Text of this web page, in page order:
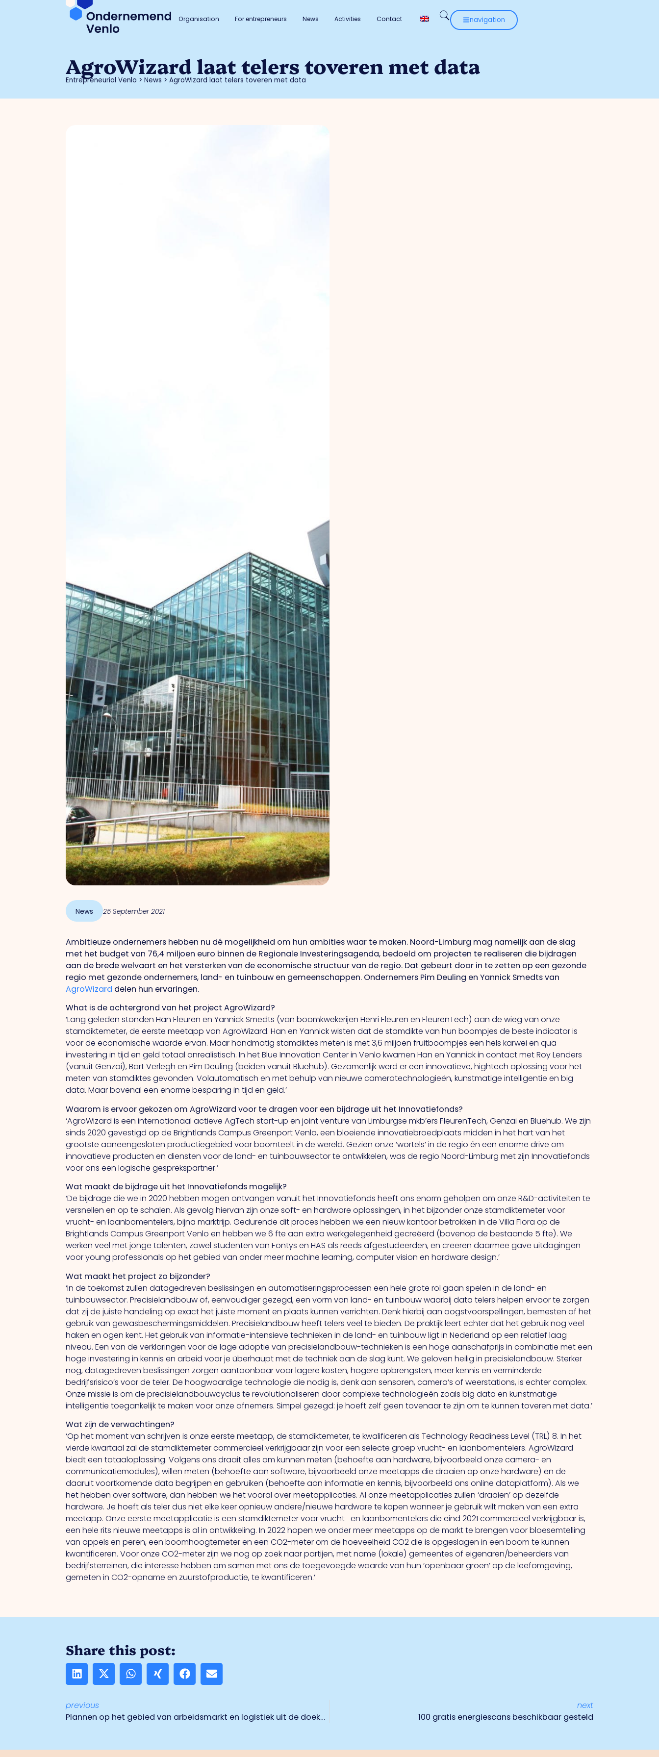
Organisation For entrepreneurs News Activities Contact navigation
AgroWizard laat telers toveren met data
Entrepreneurial Venlo >News >AgroWizard laat telers toveren met data
News 25 September 2021
Ambitieuze ondernemers hebben nu dé mogelijkheid om hun ambities waar te maken. Noord-Limburg mag namelijk aan de slag
met het budget van 76,4 miljoen euro binnen de Regionale Investeringsagenda, bedoeld om projecten te realiseren die bijdragen
aan de brede welvaart en het versterken van de economische structuur van de regio. Dat gebeurt door in te zetten op een gezonde
regio met gezonde ondernemers, land- en tuinbouw en gemeenschappen. Ondernemers Pim Deuling en Yannick Smedts van
AgroWizard delen hun ervaringen.
What is de achtergrond van het project AgroWizard?
‘Lang geleden stonden Han Fleuren en Yannick Smedts (van boomkwekerijen Henri Fleuren en FleurenTech) aan de wieg van onze
stamdiktemeter, de eerste meetapp van AgroWizard. Han en Yannick wisten dat de stamdikte van hun boompjes de beste indicator is
voor de economische waarde ervan. Maar handmatig stamdiktes meten is met 3,6 miljoen fruitboompjes een hels karwei en qua
investering in tijd en geld totaal onrealistisch. In het Blue Innovation Center in Venlo kwamen Han en Yannick in contact met Roy Lenders
(vanuit Genzai), Bart Verlegh en Pim Deuling (beiden vanuit Bluehub). Gezamenlijk werd er een innovatieve, hightech oplossing voor het
meten van stamdiktes gevonden. Volautomatisch en met behulp van nieuwe cameratechnologieën, kunstmatige intelligentie en big
data. Maar bovenal een enorme besparing in tijd en geld.’
Waarom is ervoor gekozen om AgroWizard voor te dragen voor een bijdrage uit het Innovatiefonds?
‘AgroWizard is een internationaal actieve AgTech start-up en joint venture van Limburgse mkb’ers FleurenTech, Genzai en Bluehub. We zijn
sinds 2020 gevestigd op de Brightlands Campus Greenport Venlo, een bloeiende innovatiebroedplaats midden in het hart van het
grootste aaneengesloten productiegebied voor boomteelt in de wereld. Gezien onze ‘wortels’ in de regio én een enorme drive om
innovatieve producten en diensten voor de land- en tuinbouwsector te ontwikkelen, was de regio Noord-Limburg met zijn Innovatiefonds
voor ons een logische gesprekspartner.’
Wat maakt de bijdrage uit het Innovatiefonds mogelijk?
‘De bijdrage die we in 2020 hebben mogen ontvangen vanuit het Innovatiefonds heeft ons enorm geholpen om onze R&D-activiteiten te
versnellen en op te schalen. Als gevolg hiervan zijn onze soft- en hardware oplossingen, in het bijzonder onze stamdiktemeter voor
vrucht- en laanbomentelers, bijna marktrijp. Gedurende dit proces hebben we een nieuw kantoor betrokken in de Villa Flora op de
Brightlands Campus Greenport Venlo en hebben we 6 fte aan extra werkgelegenheid gecreëerd (bovenop de bestaande 5 fte). We
werken veel met jonge talenten, zowel studenten van Fontys en HAS als reeds afgestudeerden, en creëren daarmee gave uitdagingen
voor young professionals op het gebied van onder meer machine learning, computer vision en hardware design.’
Wat maakt het project zo bijzonder?
‘In de toekomst zullen datagedreven beslissingen en automatiseringsprocessen een hele grote rol gaan spelen in de land- en
tuinbouwsector. Precisielandbouw of, eenvoudiger gezegd, een vorm van land- en tuinbouw waarbij data telers helpen ervoor te zorgen
dat zij de juiste handeling op exact het juiste moment en plaats kunnen verrichten. Denk hierbij aan oogstvoorspellingen, bemesten of het
gebruik van gewasbeschermingsmiddelen. Precisielandbouw heeft telers veel te bieden. De praktijk leert echter dat het gebruik nog veel
haken en ogen kent. Het gebruik van informatie-intensieve technieken in de land- en tuinbouw ligt in Nederland op een relatief laag
niveau. Een van de verklaringen voor de lage adoptie van precisielandbouw-technieken is een hoge aanschafprijs in combinatie met een
hoge investering in kennis en arbeid voor je überhaupt met de techniek aan de slag kunt. We geloven heilig in precisielandbouw. Sterker
nog, datagedreven beslissingen zorgen aantoonbaar voor lagere kosten, hogere opbrengsten, meer kennis en verminderde
bedrijfsrisico’s voor de teler. De hoogwaardige technologie die nodig is, denk aan sensoren, camera’s of weerstations, is echter complex.
Onze missie is om de precisielandbouwcyclus te revolutionaliseren door complexe technologieën zoals big data en kunstmatige
intelligentie toegankelijk te maken voor onze afnemers. Simpel gezegd: je hoeft zelf geen tovenaar te zijn om te kunnen toveren met data.’
Wat zijn de verwachtingen?
‘Op het moment van schrijven is onze eerste meetapp, de stamdiktemeter, te kwalificeren als Technology Readiness Level (TRL) 8. In het
vierde kwartaal zal de stamdiktemeter commercieel verkrijgbaar zijn voor een selecte groep vrucht- en laanbomentelers. AgroWizard
biedt een totaaloplossing. Volgens ons draait alles om kunnen meten (behoefte aan hardware, bijvoorbeeld onze camera- en
communicatiemodules), willen meten (behoefte aan software, bijvoorbeeld onze meetapps die draaien op onze hardware) en de
daaruit voortkomende data begrijpen en gebruiken (behoefte aan informatie en kennis, bijvoorbeeld ons online dataplatform). Als we
het hebben over software, dan hebben we het vooral over meetapplicaties. Al onze meetapplicaties zullen ‘draaien’ op dezelfde
hardware. Je hoeft als teler dus niet elke keer opnieuw andere/nieuwe hardware te kopen wanneer je gebruik wilt maken van een extra
meetapp. Onze eerste meetapplicatie is een stamdiktemeter voor vrucht- en laanbomentelers die eind 2021 commercieel verkrijgbaar is,
een hele rits nieuwe meetapps is al in ontwikkeling. In 2022 hopen we onder meer meetapps op de markt te brengen voor bloesemtelling
van appels en peren, een boomhoogtemeter en een CO2-meter om de hoeveelheid CO2 die is opgeslagen in een boom te kunnen
kwantificeren. Voor onze CO2-meter zijn we nog op zoek naar partijen, met name (lokale) gemeentes of eigenaren/beheerders van
bedrijfsterreinen, die interesse hebben om samen met ons de toegevoegde waarde van hun ‘openbaar groen’ op de leefomgeving,
gemeten in CO2-opname en zuurstofproductie, te kwantificeren.’
Share this post:
previous
Plannen op het gebied van arbeidsmarkt en logistiek uit de doeken
next
100 gratis energiescans beschikbaar gesteld